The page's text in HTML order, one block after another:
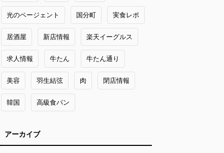
光のページェント 国分町 実食レポ
居酒屋 新店情報 楽天イーグルス
求人情報 牛たん 牛たん通り
美容 羽生結弦 肉 閉店情報
韓国 高級食パン
アーカイブ